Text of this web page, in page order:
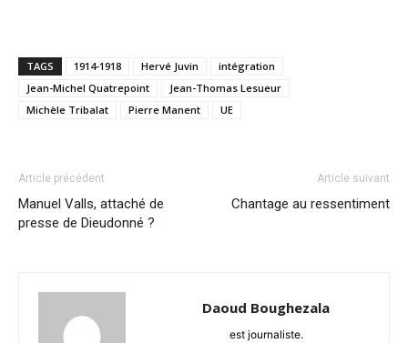
TAGS 1914-1918 Hervé Juvin
intégration
Jean-Michel Quatrepoint
Jean-Thomas Lesueur
Michèle Tribalat
Pierre Manent UE
Article précédent
Manuel Valls, attaché de
presse de Dieudonné ?
Article suivant
Chantage au ressentiment
Daoud Boughezala
est journaliste.